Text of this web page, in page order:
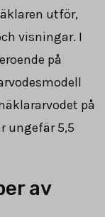
utför,
visningar. I
på
på
ungefär5,5
av